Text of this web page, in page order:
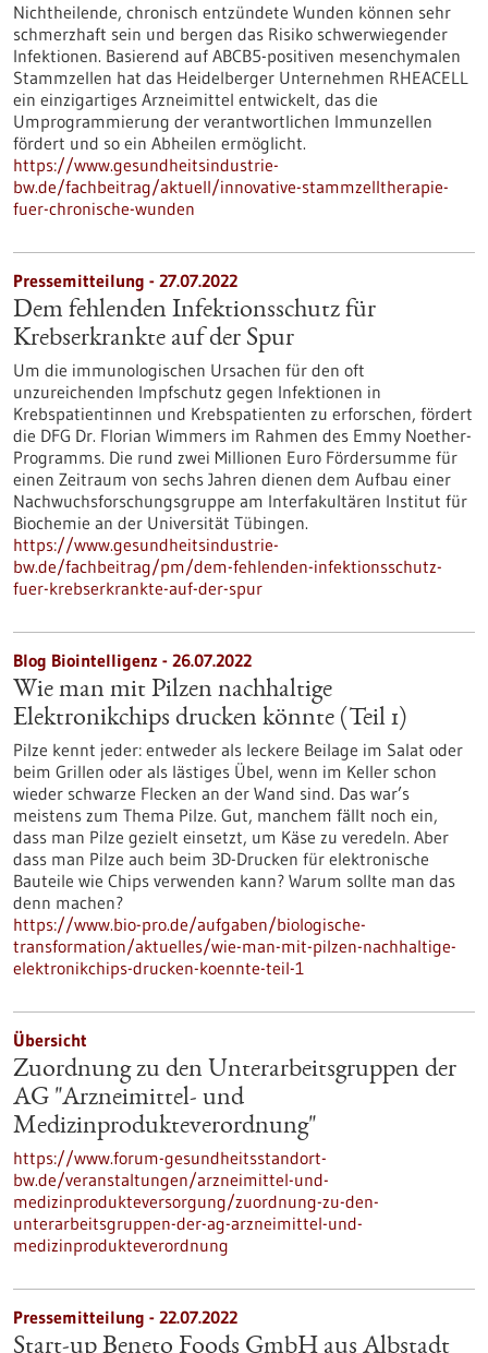
Nichtheilende, chronisch entzündete Wunden können sehr
schmerzhaft sein und bergen das Risiko schwerwiegender
Infektionen. Basierend auf ABCB5-positiven mesenchymalen
Stammzellen hat das Heidelberger Unternehmen RHEACELL
ein einzigartiges Arzneimittel entwickelt, das die
Umprogrammierung der verantwortlichen Immunzellen
fördert und so ein Abheilen ermöglicht.
https://www.gesundheitsindustrie-
bw.de/fachbeitrag/aktuell/innovative-stammzelltherapie-
fuer-chronische-wunden
Pressemitteilung - 27.07.2022
Dem fehlenden Infektionsschutz für
Krebserkrankte auf der Spur
Um die immunologischen Ursachen für den oft
unzureichenden Impfschutz gegen Infektionen in
Krebspatientinnen und Krebspatienten zu erforschen, fördert
die DFG Dr. Florian Wimmers im Rahmen des Emmy Noether-
Programms. Die rund zwei Millionen Euro Fördersumme für
einen Zeitraum von sechs Jahren dienen dem Aufbau einer
Nachwuchsforschungsgruppe am Interfakultären Institut für
Biochemie an der Universität Tübingen.
https://www.gesundheitsindustrie-
bw.de/fachbeitrag/pm/dem-fehlenden-infektionsschutz-
fuer-krebserkrankte-auf-der-spur
Blog Biointelligenz - 26.07.2022
Wie man mit Pilzen nachhaltige
Elektronikchips drucken könnte (Teil 1)
Pilze kennt jeder: entweder als leckere Beilage im Salat oder
beim Grillen oder als lästiges Übel, wenn im Keller schon
wieder schwarze Flecken an der Wand sind. Das war’s
meistens zum Thema Pilze. Gut, manchem fällt noch ein,
dass man Pilze gezielt einsetzt, um Käse zu veredeln. Aber
dass man Pilze auch beim 3D-Drucken für elektronische
Bauteile wie Chips verwenden kann? Warum sollte man das
denn machen?
https://www.bio-pro.de/aufgaben/biologische-
transformation/aktuelles/wie-man-mit-pilzen-nachhaltige-
elektronikchips-drucken-koennte-teil-1
Übersicht
Zuordnung zu den Unterarbeitsgruppen der
AG "Arzneimittel- und
Medizinprodukteverordnung"
https://www.forum-gesundheitsstandort-
bw.de/veranstaltungen/arzneimittel-und-
medizinprodukteversorgung/zuordnung-zu-den-
unterarbeitsgruppen-der-ag-arzneimittel-und-
medizinprodukteverordnung
Pressemitteilung - 22.07.2022
Start-up Beneto Foods GmbH aus Albstadt